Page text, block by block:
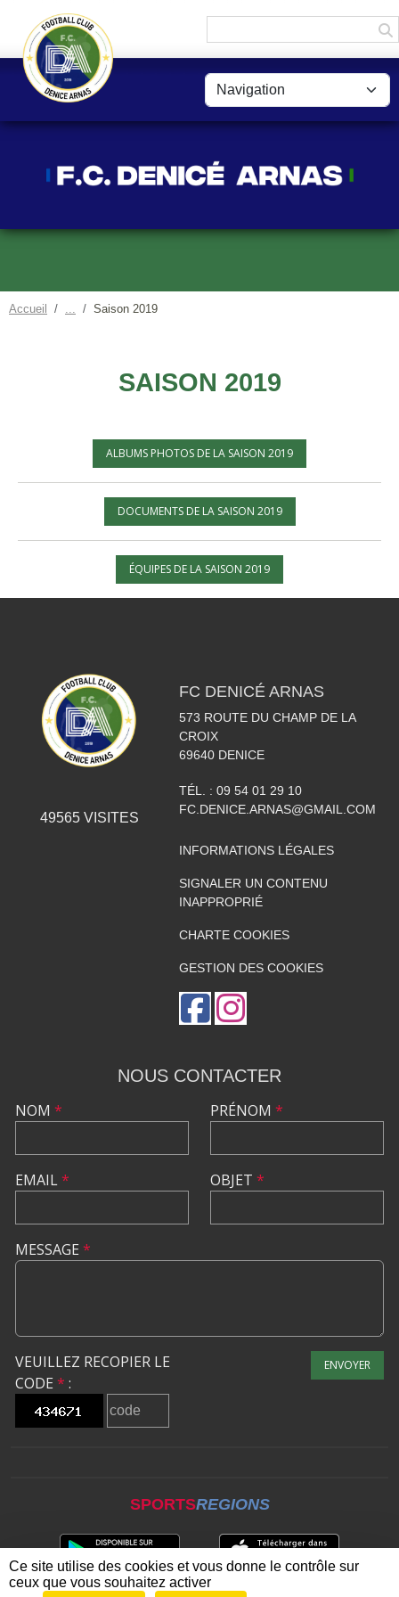
Accueil Saison 2019
SAISON 2019
ALBUMS PHOTOS DE LA SAISON 2019
DOCUMENTS DE LA SAISON 2019
ÉQUIPES DE LA SAISON 2019
49565VISITES
FC DENICÉ ARNAS
573 ROUTE DU CHAMP DE LA
CROIX
69640 DENICE
TÉL. : 09 54 01 29 10
FC.DENICE.ARNAS@GMAIL.COM
INFORMATIONS LÉGALES
SIGNALER UN CONTENU
INAPPROPRIÉ
CHARTE COOKIES
GESTION DES COOKIES
NOUS CONTACTER
NOM *
EMAIL*
PRÉNOM *
OBJET *
MESSAGE *
VEUILLEZ RECOPIER LE
CODE * :
ENVOYER
SPORTSREGIONS
Panneau de gestion des cookies
Ce site utilise des cookies et vous donne le contrôle sur
ceux que vous souhaitez activer